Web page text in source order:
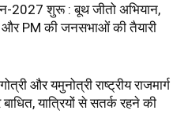
2027 शुरू : बूथ जीतो अभियान,
और PM की जनसभाओं की तैयारी
और यमुनोत्री राष्ट्रीय राजमार्ग
यात्रियों से सतर्क रहने की